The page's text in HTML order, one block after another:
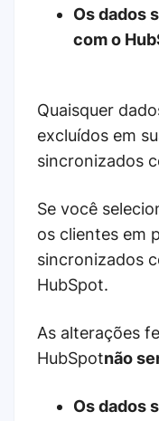
Os dados
com o
Quaisquer
excluídos em
sincronizados
Se você
os clientes em
sincronizados
HubSpot.
As alterações
HubSpotnão
Os dados